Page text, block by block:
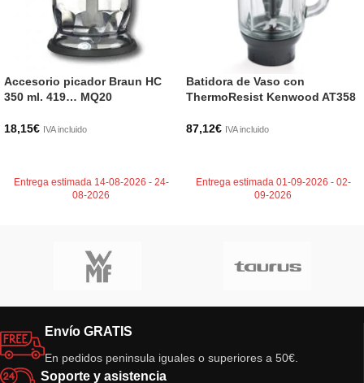
Accesorio picador Braun HC
350 ml. 419… MQ20
18,15€ IVA incluido
Entrega estimada 14-08-2026 - 24-
08-2026
Batidora de Vaso con
ThermoResist Kenwood AT358
87,12€ IVA incluido
Entrega estimada 01-09-2026 - 02-
09-2026
Envío GRATIS
En pedidos peninsula iguales o superiores a 50€.
Soporte y asistencia